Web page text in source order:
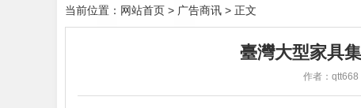
当前位置： 网站首页 > 广告商讯 > 正文
臺灣大型家具
作者：qtt668